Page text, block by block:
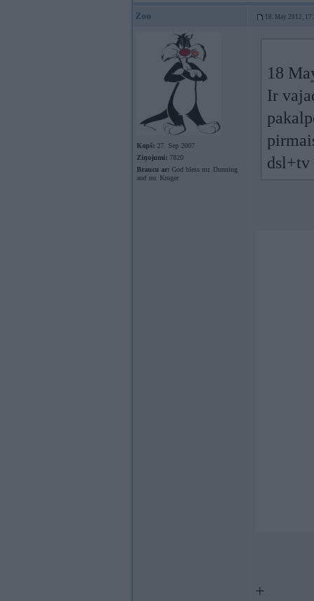
Zoo 18. May 2012,
Kopš: 27. Sep 2007
Ziņojumi: 7820
Braucu ar: God bless mr. Dunning
and mr. Kruger
18
Ir
dsl+tv
+